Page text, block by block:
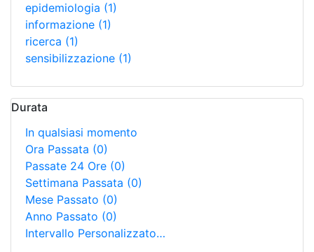
epidemiologia (1)
informazione (1)
ricerca (1)
sensibilizzazione (1)
Durata
In qualsiasi momento
Ora Passata (0)
Passate 24 Ore (0)
Settimana Passata (0)
Mese Passato (0)
Anno Passato (0)
Intervallo Personalizzato…